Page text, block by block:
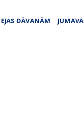
DĀVANĀM JUMAVA